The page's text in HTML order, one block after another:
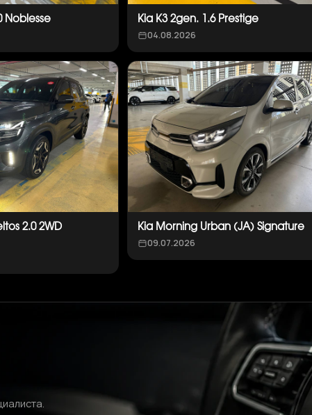
Noblesse Kia K3 2gen. 1.6 Prestige
04.08.2026
2.0 2WD
Kia Morning Urban (JA) Signature
09.07.2026